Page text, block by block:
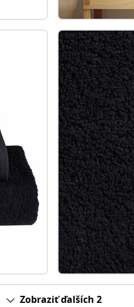
Zobraziť ďalších 2